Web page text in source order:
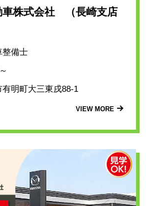
車株式会社 （長崎支店
整備士
有明町大三東戌88-1
VIEW MORE